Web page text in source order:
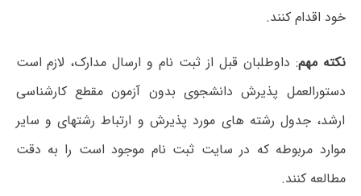
خود اقدام کنند.
نکته مهم: داوطلبان قبل از ثبت نام و ارسال مدارک، لازم است
دستورالعمل پذیرش دانشجوی بدون آزمون مقطع کارشناسی
ارشد، جدول رشته های مورد پذیرش و ارتباط رشتهای و سایر
موارد مربوطه که در سایت ثبت نام موجود است را به دقت
مطالعه کنند.